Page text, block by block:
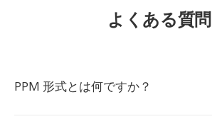
よくある質問
PPM 形式とは何ですか？